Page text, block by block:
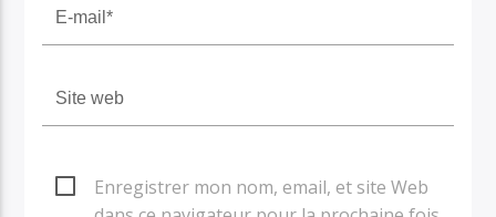
Enregistrer mon nom, email, et site Web